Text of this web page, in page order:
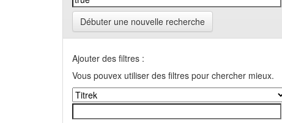
Débuter une nouvelle recherche
Ajouter des filtres :
Vous pouvex utiliser des filtres pour chercher mieux.